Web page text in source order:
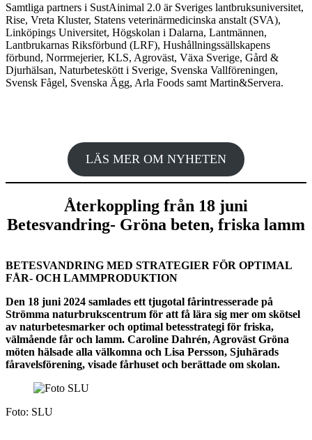
Samtliga partners i SustAinimal 2.0 är Sveriges lantbruksuniversitet,
Rise, Vreta Kluster, Statens veterinärmedicinska anstalt (SVA),
Linköpings Universitet, Högskolan i Dalarna, Lantmännen,
Lantbrukarnas Riksförbund (LRF), Hushållningssällskapens
förbund, Norrmejerier, KLS, Agroväst, Växa Sverige, Gård &
Djurhälsan, Naturbeteskött i Sverige, Svenska Vallföreningen,
Svensk Fågel, Svenska Ägg, Arla Foods samt Martin&Servera.
LÄS MER OM NYHETEN
Återkoppling från 18 juni
Betesvandring- Gröna beten, friska lamm
BETESVANDRING MED STRATEGIER FÖR OPTIMAL
FÅR- OCH LAMMPRODUKTION
Den 18 juni 2024 samlades ett tjugotal fårintresserade på
Strömma naturbrukscentrum för att få lära sig mer om skötsel
av naturbetesmarker och optimal betesstrategi för friska,
välmående får och lamm. Caroline Dahrén, Agroväst Gröna
möten hälsade alla välkomna och Lisa Persson, Sjuhärads
fåravelsförening, visade fårhuset och berättade om skolan.
Foto: SLU